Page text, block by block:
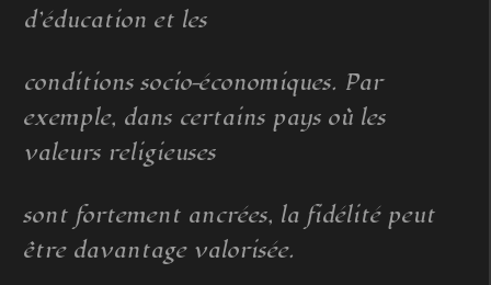
d’éducation et les
conditions socio-économiques. Par
exemple, dans certains pays où les
valeurs religieuses
sont fortement ancrées, la fidélité peut
être davantage valorisée.